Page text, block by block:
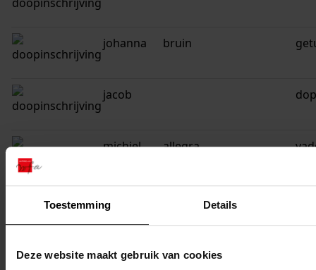
Toestemming Details
Deze website maakt gebruik van cookies
johanna bruin
jacob
michiel allegra
491